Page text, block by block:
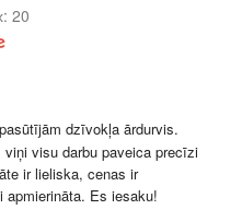
20
dzīvokļa ārdurvis.
visu darbu paveica precīzi
ir lieliska, cenas ir
Es iesaku!